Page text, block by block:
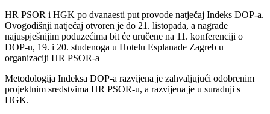
HR PSOR i HGK po dvanaesti put provode natječaj Indeks DOP-a.
Ovogodišnji natječaj otvoren je do 21. listopada, a nagrade
najuspješnijim poduzećima bit će uručene na 11. konferenciji o
DOP-u, 19. i 20. studenoga u Hotelu Esplanade Zagreb u
organizaciji HR PSOR-a
Metodologija Indeksa DOP-a razvijena je zahvaljujući odobrenim
projektnim sredstvima HR PSOR-u, a razvijena je u suradnji s
HGK.